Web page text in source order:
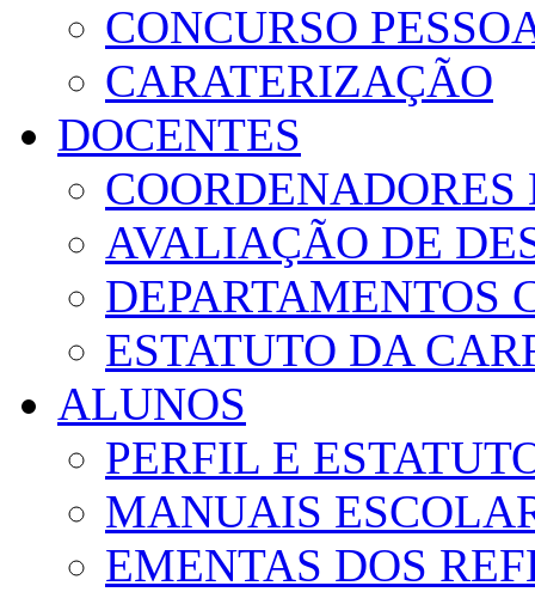
CONCURSO
CARATERIZAÇÃO
DOCENTES
AVALIAÇÃO DE
DEPARTAMENTOS
ESTATUTO DA
ALUNOS
PERFIL E
MANUAIS
EMENTAS DOS